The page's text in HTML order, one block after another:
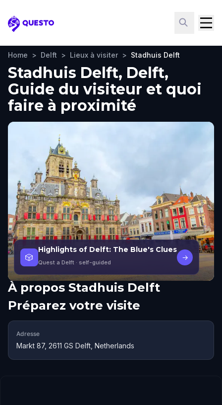
Questo
Home > Delft > Lieux à visiter > Stadhuis Delft
Stadhuis Delft, Delft,
Guide du visiteur et quoi
faire à proximité
🎲
Highlights of Delft: The Blue's Clues
Quest a Delft · self-guided
→
À propos Stadhuis Delft
Préparez votre visite
Adresse
Markt 87, 2611 GS Delft, Netherlands